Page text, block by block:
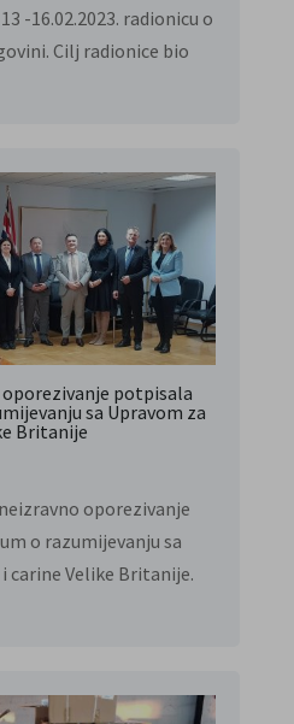
-16.02.2023. radionicu o
Cilj radionice bio
oporezivanje potpisala
sa Upravom za
Britanije
oporezivanje
o razumijevanju sa
carine Velike Britanije.